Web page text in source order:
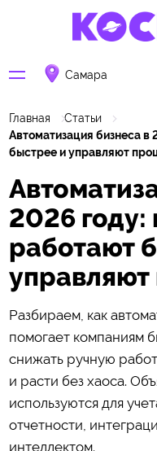
Самара
Главная
Статьи
Автоматизация бизнеса
быстрее и управляют
2026 году:
работают
Разбираем, как
помогает компаниям
снижать ручную
и расти без хаоса.
используются для
отчетности,
интеллектом.